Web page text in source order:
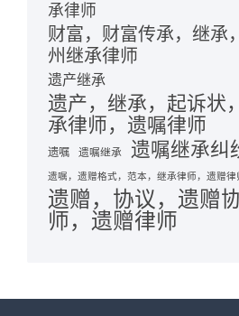
承律师
财富，财富传承，继承
州继承律师
遗产继承
遗产，继承，起诉状
承律师，遗嘱律师
遗嘱 遗嘱继承 遗嘱继承纠
遗嘱，遗赠格式，范本，继承律师，遗赠律
遗赠，协议，遗赠
师，遗赠律师